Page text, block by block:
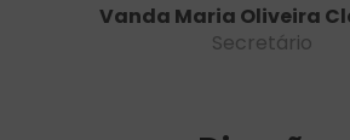
Apoie
Vanda Maria Oliveira
Secretário